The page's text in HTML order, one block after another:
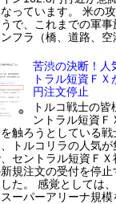
っています。 米の
で、これまでの軍事
フラ（橋、道路、空
苦渋の決断！人
トラル短資ＦＸ
円注文停止
トルコ戦士の
ントラル短資Ｆ
触ろうとしている戦
トルコリラの人気が
セントラル短資ＦＸ
規注文の受付を停止
た。 感覚としては
ーパーアリーナ規模